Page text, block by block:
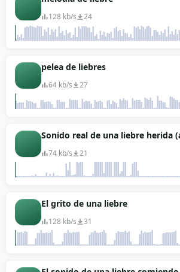
128 kb/s 24
pelea de liebres
64 kb/s 27
Sonido real de una liebre herida
74 kb/s 21
El grito de una liebre
128 kb/s 31